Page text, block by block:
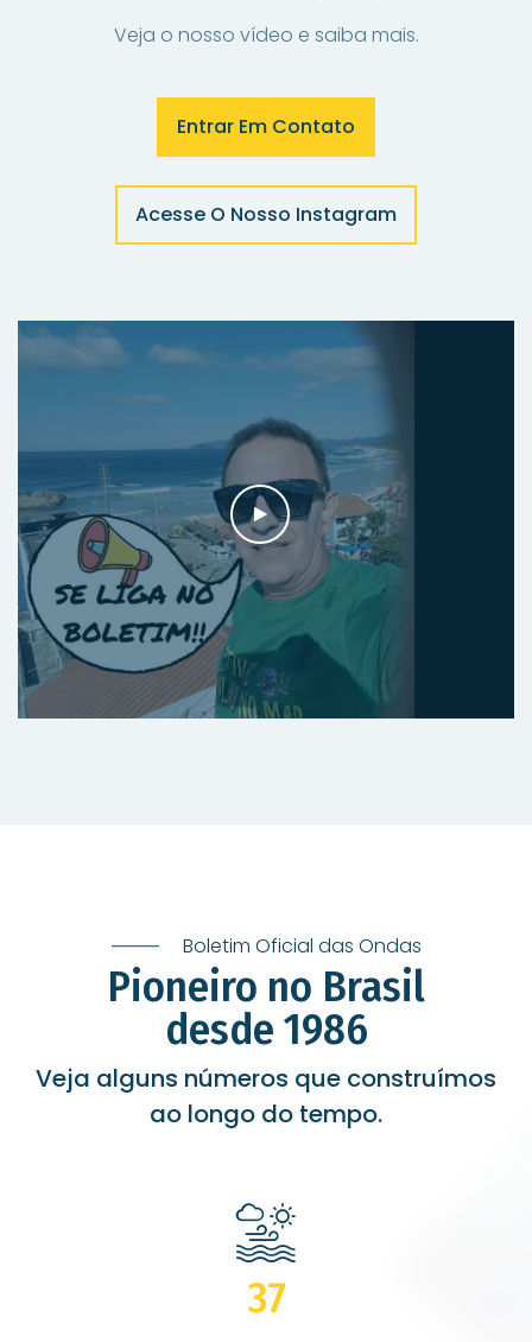
Veja o nosso vídeo e saiba mais.
Entrar Em Contato
Acesse O Nosso Instagram
Boletim Oficial das Ondas
Pioneiro no Brasil
desde 1986
Veja alguns números que construímos
ao longo do tempo.
37